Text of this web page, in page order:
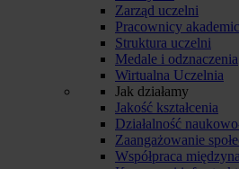
Zarząd uczelni
Pracownicy
Struktura uczelni
Medale i odznaczenia
Wirtualna Uczelnia
Jak działamy
Jakość kształcenia
Działalność
Zaangażowanie
Współpraca